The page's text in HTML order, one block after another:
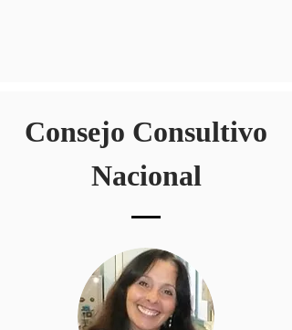
Consejo Consultivo
Nacional